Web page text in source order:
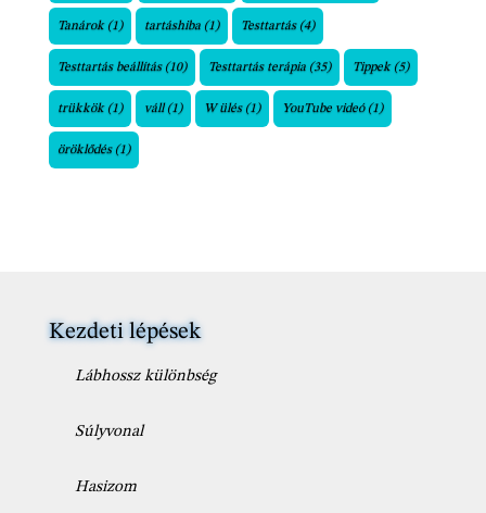
Tanárok(1) tartáshiba(1) Testtartás(4)
Testtartás beállítás(10) Testtartás terápia(35) Tippek(5)
trükkök(1) váll(1) W ülés(1) YouTube videó(1)
öröklődés(1)
Kezdeti lépések
Lábhossz különbség
Súlyvonal
Hasizom